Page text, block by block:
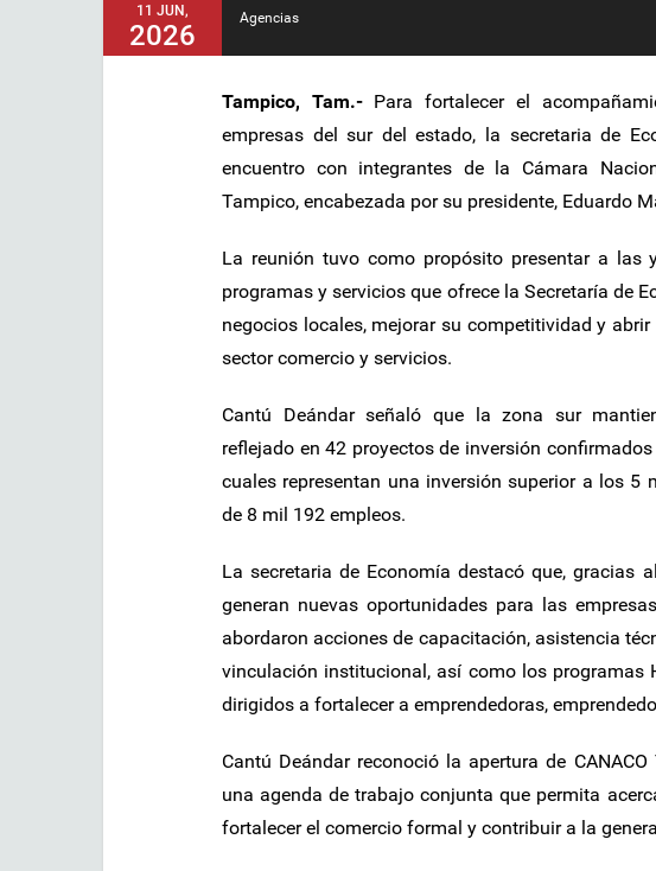
11 JUN,
2026
Agencias
Tampico, Tam.-Para fortalecer el
empresas del sur del estado, la secretaria de
encuentro con integrantes de la Cámara
Tampico, encabezada por su presidente, Eduardo
La reunión tuvo como propósito presentar a las
programas y servicios que ofrece la Secretaría de
negocios locales, mejorar su competitividad y
sector comercio y servicios.
Cantú Deándar señaló que la zona sur
reflejado en 42 proyectos de inversión
cuales representan una inversión superior a los
de 8 mil 192 empleos.
La secretaria de Economía destacó que, gracias
generan nuevas oportunidades para las
abordaron acciones de capacitación, asistencia
vinculación institucional, así como los programas
dirigidos a fortalecer a emprendedoras,
Cantú Deándar reconoció la apertura de
una agenda de trabajo conjunta que permita
fortalecer el comercio formal y contribuir a la